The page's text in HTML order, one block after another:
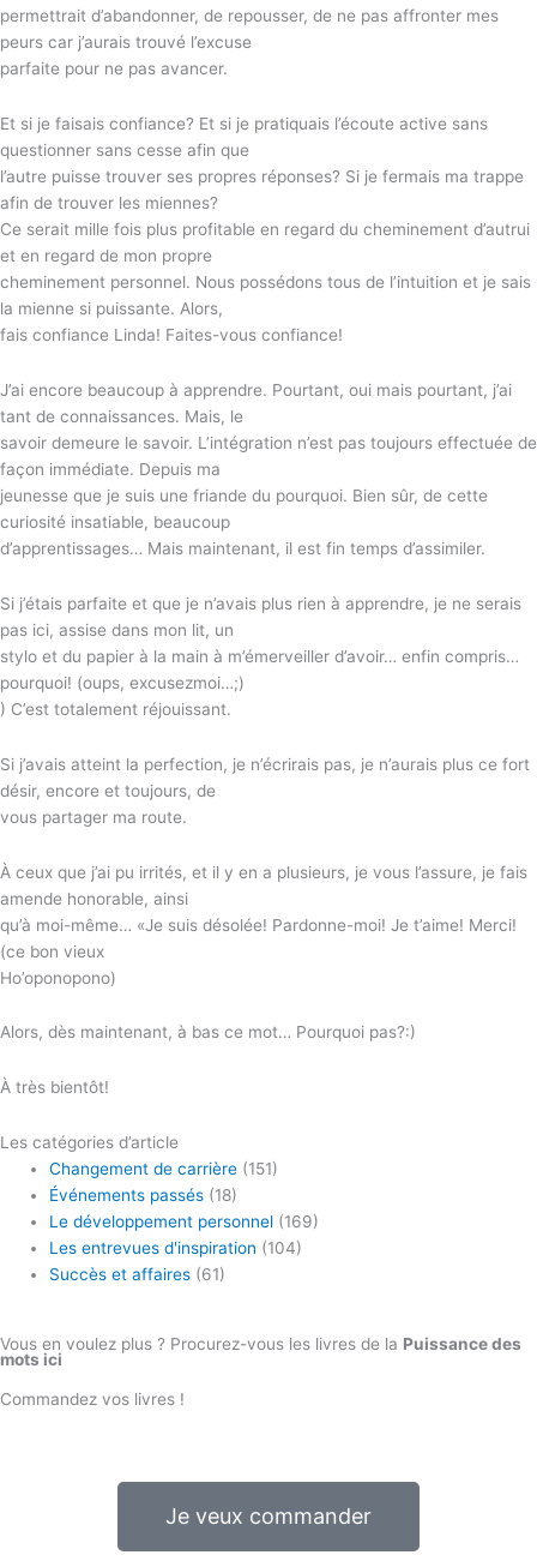
permettrait d’abandonner, de repousser, de ne pas affronter mes
peurs car j’aurais trouvé l’excuse
parfaite pour ne pas avancer.
Et si je faisais confiance? Et si je pratiquais l’écoute active sans
questionner sans cesse afin que
l’autre puisse trouver ses propres réponses? Si je fermais ma trappe
afin de trouver les miennes?
Ce serait mille fois plus profitable en regard du cheminement d’autrui
et en regard de mon propre
cheminement personnel. Nous possédons tous de l’intuition et je sais
la mienne si puissante. Alors,
fais confiance Linda! Faites-vous confiance!
J’ai encore beaucoup à apprendre. Pourtant, oui mais pourtant, j’ai
tant de connaissances. Mais, le
savoir demeure le savoir. L’intégration n’est pas toujours effectuée de
façon immédiate. Depuis ma
jeunesse que je suis une friande du pourquoi. Bien sûr, de cette
curiosité insatiable, beaucoup
d’apprentissages… Mais maintenant, il est fin temps d’assimiler.
Si j’étais parfaite et que je n’avais plus rien à apprendre, je ne serais
pas ici, assise dans mon lit, un
stylo et du papier à la main à m’émerveiller d’avoir… enfin compris…
pourquoi! (oups, excusezmoi…;)
) C’est totalement réjouissant.
Si j’avais atteint la perfection, je n’écrirais pas, je n’aurais plus ce fort
désir, encore et toujours, de
vous partager ma route.
À ceux que j’ai pu irrités, et il y en a plusieurs, je vous l’assure, je fais
amende honorable, ainsi
qu’à moi-même… «Je suis désolée! Pardonne-moi! Je t’aime! Merci!
(ce bon vieux
Ho’oponopono)
Alors, dès maintenant, à bas ce mot… Pourquoi pas?:)
À très bientôt!
Les catégories d’article
Changement de carrière (151)
Événements passés (18)
Le développement personnel (169)
Les entrevues d'inspiration (104)
Succès et affaires (61)
Vous en voulez plus ? Procurez-vous les livres de la Puissance des
mots ici
Commandez vos livres !
Je veux commander